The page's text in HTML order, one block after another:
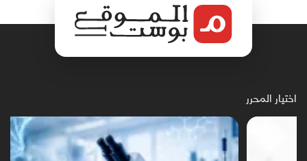
اختيار المحرر